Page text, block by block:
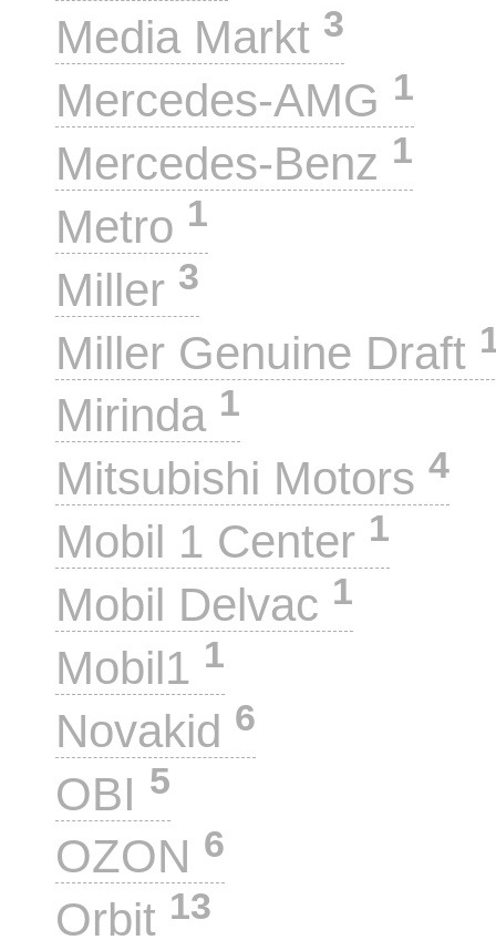
Media Markt 3
Mercedes-AMG 1
Mercedes-Benz 1
Metro 1
Miller 3
Miller Genuine Draft
Mirinda 1
Mitsubishi Motors 4
Mobil 1 Center 1
Mobil Delvac 1
Mobil1 1
Novakid 6
OBI 5
OZON 6
Orbit 13